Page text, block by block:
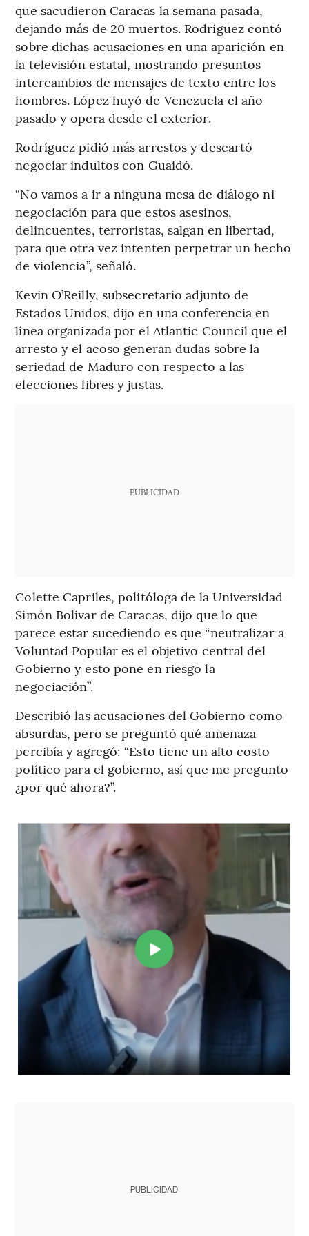
que sacudieron Caracas la semana pasada,
dejando más de 20 muertos. Rodríguez contó
sobre dichas acusaciones en una aparición en
la televisión estatal, mostrando presuntos
intercambios de mensajes de texto entre los
hombres. López huyó de Venezuela el año
pasado y opera desde el exterior.
Rodríguez pidió más arrestos y descartó
negociar indultos con Guaidó.
“No vamos a ir a ninguna mesa de diálogo ni
negociación para que estos asesinos,
delincuentes, terroristas, salgan en libertad,
para que otra vez intenten perpetrar un hecho
de violencia”, señaló.
Kevin O’Reilly, subsecretario adjunto de
Estados Unidos, dijo en una conferencia en
línea organizada por el Atlantic Council que el
arresto y el acoso generan dudas sobre la
seriedad de Maduro con respecto a las
elecciones libres y justas.
PUBLICIDAD
Colette Capriles, politóloga de la Universidad
Simón Bolívar de Caracas, dijo que lo que
parece estar sucediendo es que “neutralizar a
Voluntad Popular es el objetivo central del
Gobierno y esto pone en riesgo la
negociación”.
Describió las acusaciones del Gobierno como
absurdas, pero se preguntó qué amenaza
percibía y agregó: “Esto tiene un alto costo
político para el gobierno, así que me pregunto
¿por qué ahora?”.
PUBLICIDAD